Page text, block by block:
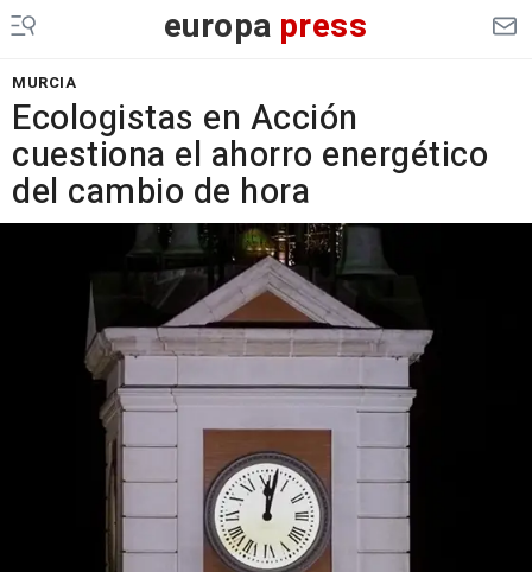
europa press
MURCIA
Ecologistas en Acción
cuestiona el ahorro energético
del cambio de hora